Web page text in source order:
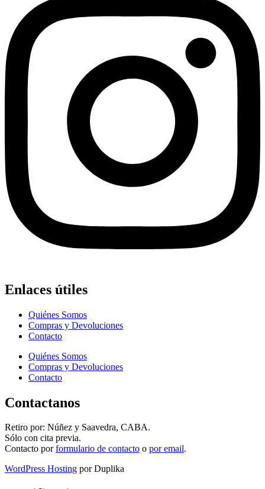
Enlaces útiles
Quiénes Somos
Compras y Devoluciones
Contacto
Quiénes Somos
Compras y Devoluciones
Contacto
Contactanos
Retiro por: Núñez y Saavedra, CABA.
Sólo con cita previa.
Contacto porformulario de contacto o por email.
WordPress Hosting por Duplika